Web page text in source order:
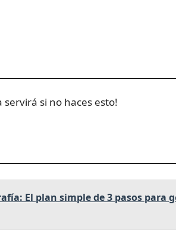
si no haces esto!
El plan simple de 3 pasos para